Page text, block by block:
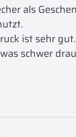
als
ist sehr
schwer